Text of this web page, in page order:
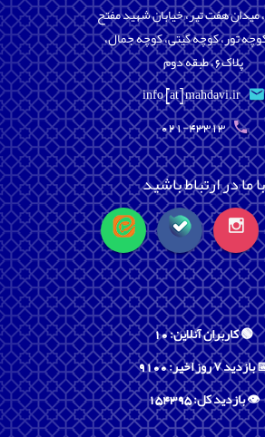
میدان هفت تیر، خیابان شهید مفتح
تور، کوچه گیتی، کوچه جمال،
پلاک6، طبقه دوم
info [at] mahdavi.ir
021-43313
با ما در ارتباط باشید
🟢 کاربران آنلاین: 10
۷ روز اخیر: 9100
👁️ بازدید کل: 154395